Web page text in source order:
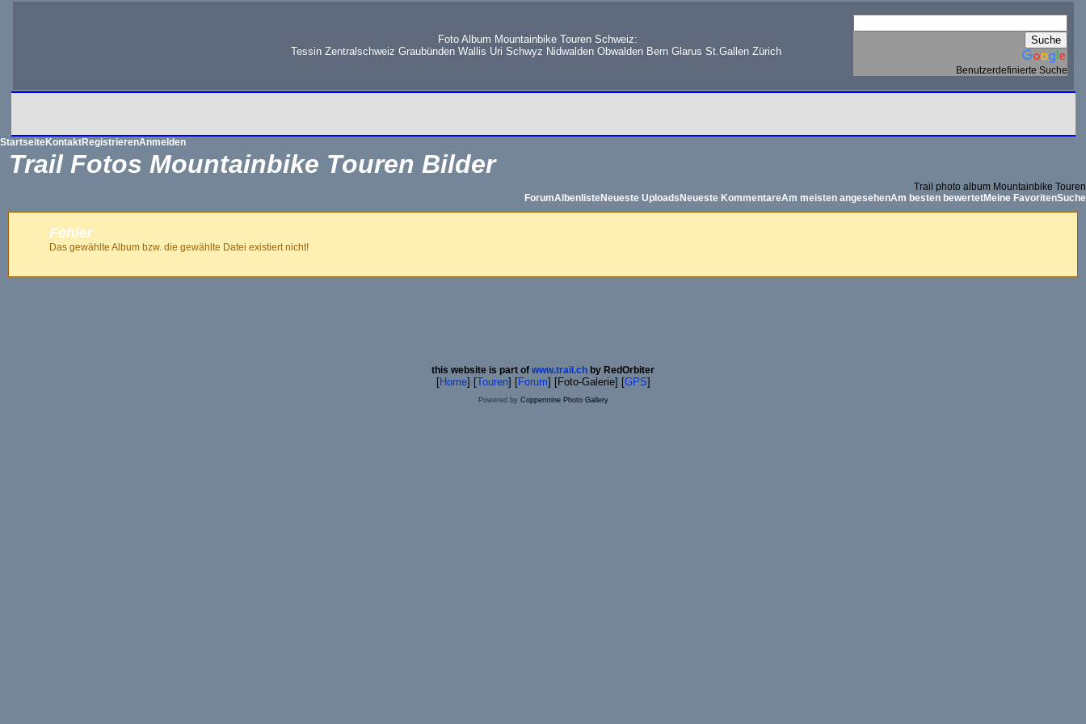
Foto Album Mountainbike Touren Schweiz:
Tessin Zentralschweiz Graubünden Wallis Uri Schwyz Nidwalden Obwalden Bern Glarus St.Gallen Zürich
Benutzerdefinierte Suche
StartseiteKontaktRegistrierenAnmelden
Trail Fotos Mountainbike Touren Bilder
Trail photo album Mountainbike Touren
ForumAlbenlisteNeueste Uploads Neueste KommentareAm meisten angesehenAm besten bewertetMeine FavoritenSuche
Fehler
Das gewählte Album bzw. die gewählte Datei existiert nicht!
this website is part of www.trail.ch by RedOrbiter
[Home] [Touren] [Forum] [Foto-Galerie] [GPS]
Powered by Coppermine Photo Gallery